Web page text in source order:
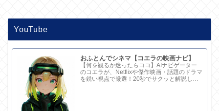
YouTube
おふとんでシネマ【コエラの映画ナビ】
【何を観るか迷ったらココ】AIナビゲーター
のコエラが、Netflixや傑作映画・話題のドラマ
を鋭い視点で厳選！20秒でサクッと解説して